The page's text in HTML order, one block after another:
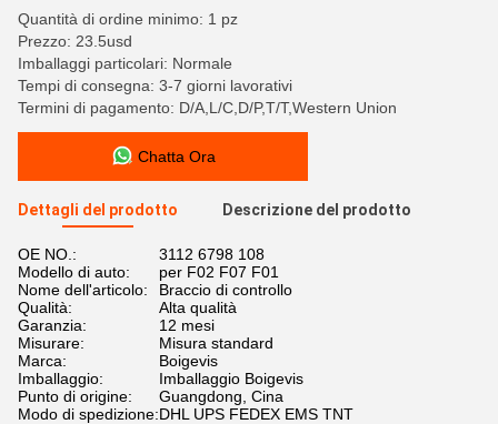
Quantità di ordine minimo: 1 pz
Prezzo: 23.5usd
Imballaggi particolari: Normale
Tempi di consegna: 3-7 giorni lavorativi
Termini di pagamento: D/A,L/C,D/P,T/T,Western Union
Chatta Ora
Dettagli del prodotto Descrizione del prodotto
OE NO.:
3112 6798 108
Modello di auto:
per F02 F07 F01
Nome dell'articolo:
Braccio di controllo
Qualità:
Alta qualità
Garanzia:
12 mesi
Misurare:
Misura standard
Marca:
Boigevis
Imballaggio:
Imballaggio Boigevis
Punto di origine:
Guangdong, Cina
Modo di spedizione:DHL UPS FEDEX EMS TNT